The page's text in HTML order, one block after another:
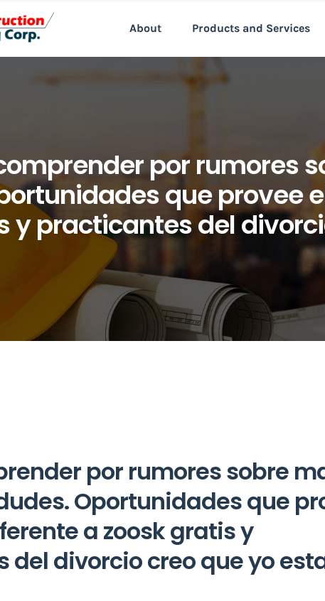
About Products and Services
por rumores
que provee
y practicantes del
por rumores sobre
Oportunidades que
a zoosk gratis y
del divorcio creo que yo